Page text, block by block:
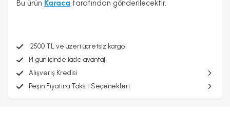
Bu ürün Karaca tarafından gönderilecektir.
2500 TL ve üzeri ücretsiz kargo
14 gün içinde iade avantajı
Alışveriş Kredisi
Peşin Fiyatına Taksit Seçenekleri